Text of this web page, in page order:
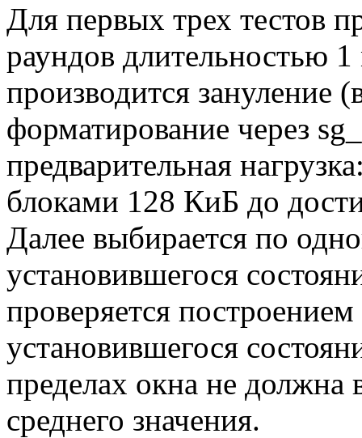
Для первых трех тестов
раундов длительностью
производится зануление
форматирование через
предварительная
блоками 128 КиБ до
Далее выбирается по
установившегося
проверяется
установившегося
пределах окна не должна
среднего значения.